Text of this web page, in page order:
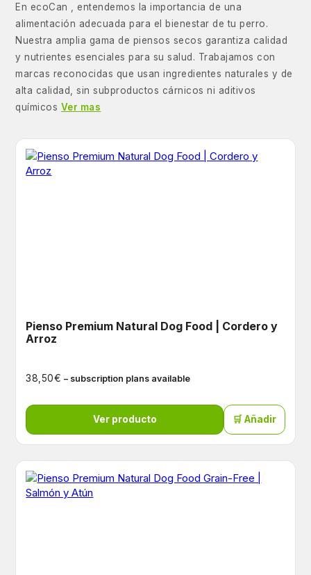
En ecoCan , entendemos la importancia de una
alimentación adecuada para el bienestar de tu perro.
Nuestra amplia gama de piensos secos garantiza calidad
y nutrientes esenciales para su salud. Trabajamos con
marcas reconocidas que usan ingredientes naturales y de
alta calidad, sin subproductos cárnicos ni aditivos
químicos Ver mas
Pienso Premium Natural Dog Food | Cordero y
Arroz
38,50€ – subscription plans available
Ver producto 🛒 Añadir